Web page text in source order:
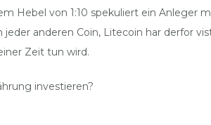
Hebel von 1:10 spekuliert ein
jeder anderen Coin, Litecoin har
Zeit tun wird.
investieren?